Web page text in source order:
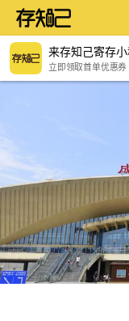
来存知己寄存
立即领取首单优惠券